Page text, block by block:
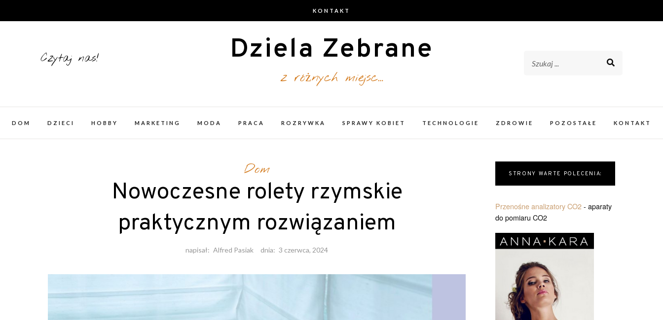
KONTAKT
Czytaj nas! Dziela Zebrane
z różnych miejsc…
DOM DZIECI HOBBY MARKETING MODA PRACA ROZRYWKA SPRAWY KOBIET TECHNOLOGIE ZDROWIE POZOSTAŁE KONTAKT
Dom
Nowoczesne rolety rzymskie
praktycznym rozwiązaniem
napisał: Alfred Pasiak dnia: 3 czerwca, 2024
STRONY WARTE POLECENIA:
Przenośne analizatory CO2- aparaty
do pomiaru CO2